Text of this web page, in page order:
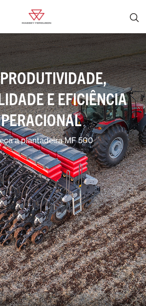
E EFICIÊNCIA
a plantadeira MF 500